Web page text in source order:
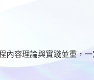
內容理論與實踐並重，